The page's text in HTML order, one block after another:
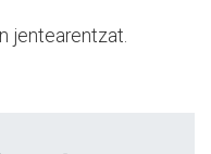
jentearentzat.